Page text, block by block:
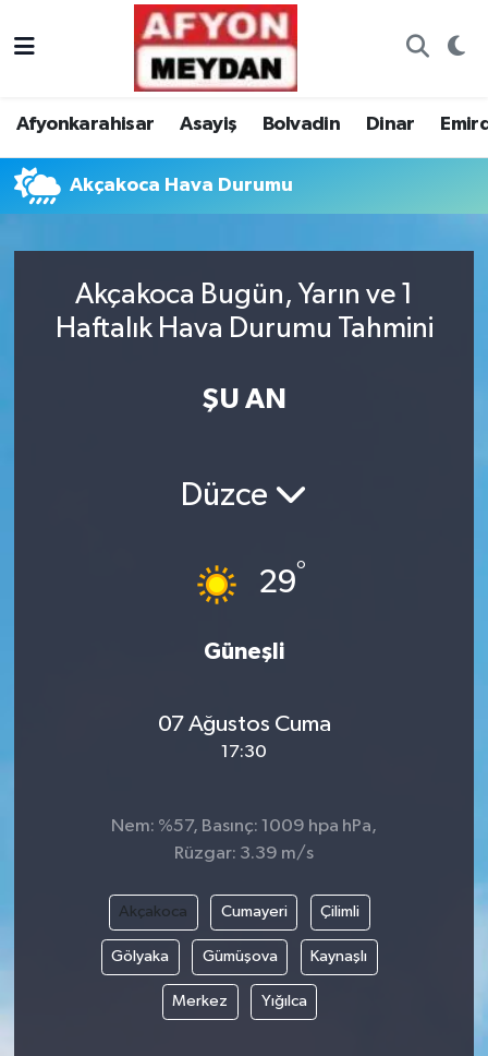
Afyonkarahisar Asayiş Bolvadin Dinar
Akçakoca Hava Durumu
Akçakoca Bugün, Yarın ve 1
Haftalık Hava Durumu Tahmini
ŞU AN
Düzce
29°
Güneşli
07 Ağustos Cuma
17:30
Nem: %57, Basınç: 1009 hpa hPa,
Rüzgar: 3.39 m/s
Akçakoca Cumayeri Çilimli
Gölyaka Gümüşova Kaynaşlı
Merkez Yığılca
Nöbetçi Eczaneler
Trafik Durumu
Süper Lig Puan Durumu ve Fikstür
Tüm Manşetler